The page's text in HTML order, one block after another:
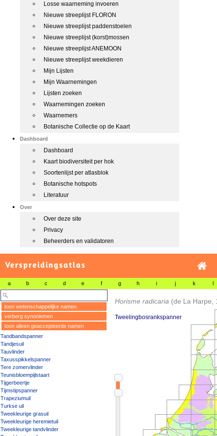
Losse waarneming invoeren
Nieuwe streeplijst FLORON
Nieuwe streeplijst paddenstoelen
Nieuwe streeplijst (korst)mossen
Nieuwe streeplijst ANEMOON
Nieuwe streeplijst weekdieren
Mijn Lijsten
Mijn Waarnemingen
Lijsten zoeken
Waarnemingen zoeken
Waarnemers
Botanische Collectie op de Kaart
Dashboard
Dashboard
Kaart biodiversiteit per hok
Soortenlijst per atlasblok
Botanische hotspots
Literatuur
Over
Over deze site
Privacy
Beheerders en validatoren
Verspreidingsatlas
a b c d e f g h i j k l
toon wetenschappelijke namen
verberg synoniemen
toon alleen geaccepteerde namen
Tandbandspanner
Tandjesuil
Tauvlinder
Taxusspikkelspanner
Tere zomervlinder
Teunisbloempijlstaart
Tijgerbeertje
Tijmstipspanner
Trapeziumuil
Turkse uil
Tweekleurige grasuil
Tweekleurige heremietuil
Tweekleurige tandvlinder
Horisme radicaria (de La Harpe,
Tweelingbosrankspanner